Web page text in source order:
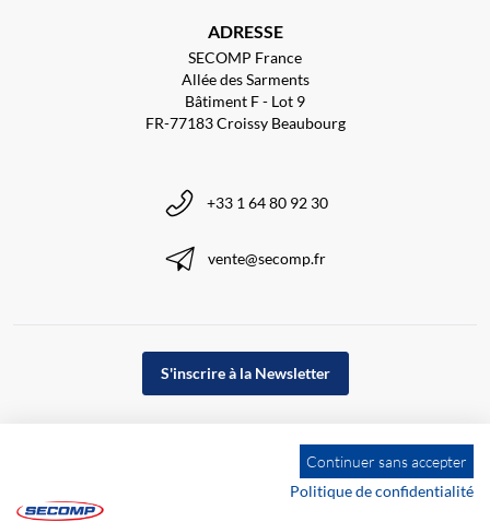
ADRESSE
SECOMP France
Allée des Sarments
Bâtiment F - Lot 9
FR-77183 Croissy Beaubourg
+33 1 64 80 92 30
vente@secomp.fr
S'inscrire à la Newsletter
Continuer sans accepter
Politique de confidentialité